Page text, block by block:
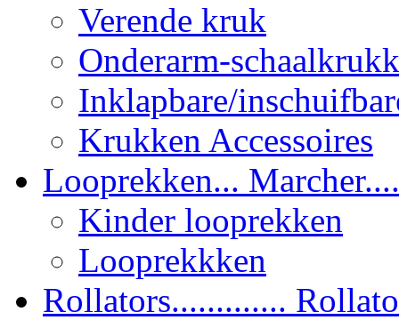
Verende kruk
Onderarm-
Inklapbare/
Krukken Accessoires
Looprekken...
Kinder looprekken
Looprekkken
Rollators.............